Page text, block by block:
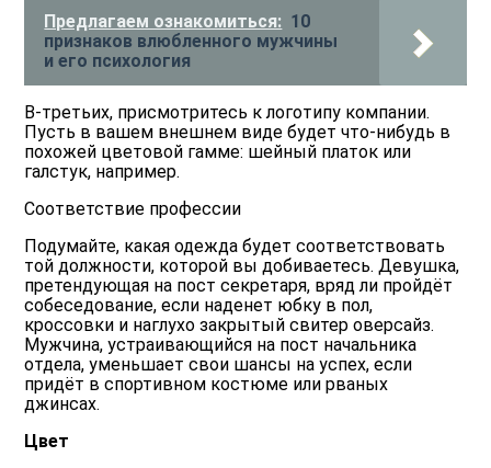
Предлагаем ознакомиться: 10
признаков влюбленного мужчины
и его психология
В-третьих, присмотритесь к логотипу компании.
Пусть в вашем внешнем виде будет что-нибудь в
похожей цветовой гамме: шейный платок или
галстук, например.
Соответствие профессии
Подумайте, какая одежда будет соответствовать
той должности, которой вы добиваетесь. Девушка,
претендующая на пост секретаря, вряд ли пройдёт
собеседование, если наденет юбку в пол,
кроссовки и наглухо закрытый свитер оверсайз.
Мужчина, устраивающийся на пост начальника
отдела, уменьшает свои шансы на успех, если
придёт в спортивном костюме или рваных
джинсах.
Цвет